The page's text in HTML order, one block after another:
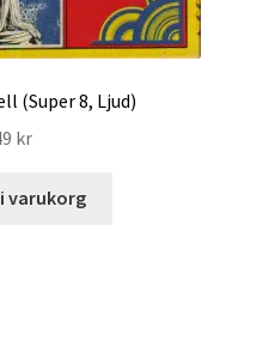
(Super 8, Ljud)
kr
varukorg